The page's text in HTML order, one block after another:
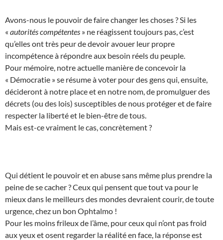
Avons-nous le pouvoir de faire changer les choses ? Si les
« autorités compétentes » ne réagissent toujours pas, c’est
qu’elles ont très peur de devoir avouer leur propre
incompétence à répondre aux besoin réels du peuple.
Pour mémoire, notre actuelle manière de concevoir la
« Démocratie » se résume à voter pour des gens qui, ensuite,
décideront à notre place et en notre nom, de promulguer des
décrets (ou des lois) susceptibles de nous protéger et de faire
respecter la liberté et le bien-être de tous.
Mais est-ce vraiment le cas, concrètement ?
Qui détient le pouvoir et en abuse sans même plus prendre la
peine de se cacher ? Ceux qui pensent que tout va pour le
mieux dans le meilleurs des mondes devraient courir, de toute
urgence, chez un bon Ophtalmo !
Pour les moins frileux de l’âme, pour ceux qui n’ont pas froid
aux yeux et osent regarder la réalité en face, la réponse est